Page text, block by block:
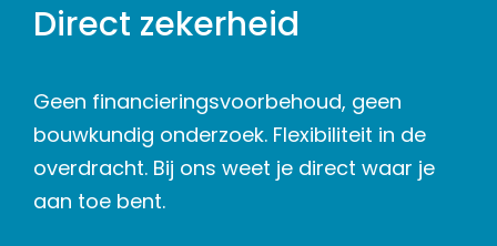
Direct zekerheid
Geen financieringsvoorbehoud, geen
bouwkundig onderzoek. Flexibiliteit in de
overdracht. Bij ons weet je direct waar je
aan toe bent.